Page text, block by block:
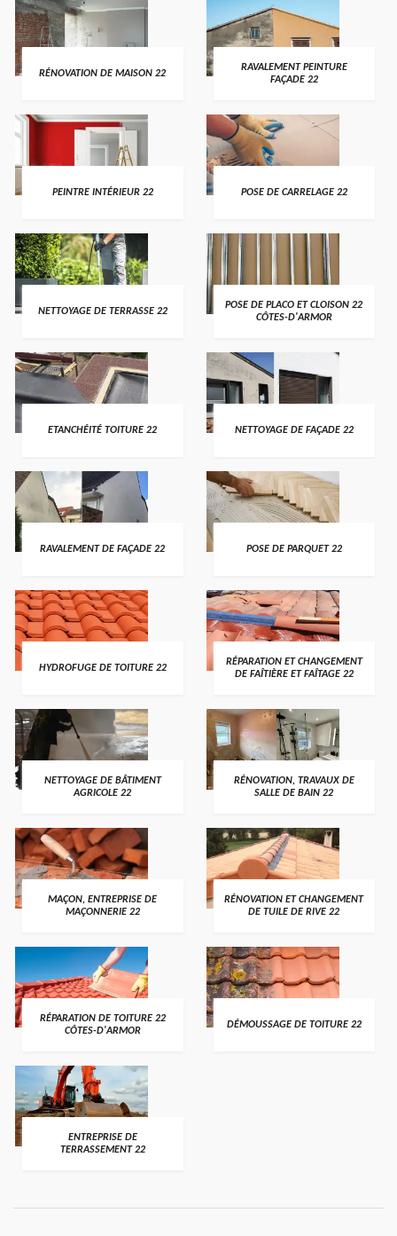
RÉNOVATION DE MAISON 22
RAVALEMENT PEINTURE
FAÇADE 22
PEINTRE INTÉRIEUR 22 POSE DE CARRELAGE 22
NETTOYAGE DE TERRASSE 22
POSE DE PLACO ET CLOISON 22
CÔTES-D'ARMOR
ETANCHÉITÉ TOITURE 22 NETTOYAGE DE FAÇADE 22
RAVALEMENT DE FAÇADE 22 POSE DE PARQUET 22
HYDROFUGE DE TOITURE 22
RÉPARATION ET CHANGEMENT
DE FAÎTIÈRE ET FAÎTAGE 22
NETTOYAGE DE BÂTIMENT
AGRICOLE 22
RÉNOVATION, TRAVAUX DE
SALLE DE BAIN 22
MAÇON, ENTREPRISE DE
MAÇONNERIE 22
RÉNOVATION ET CHANGEMENT
DE TUILE DE RIVE 22
RÉPARATION DE TOITURE 22
CÔTES-D'ARMOR
DÉMOUSSAGE DE TOITURE 22
ENTREPRISE DE
TERRASSEMENT 22